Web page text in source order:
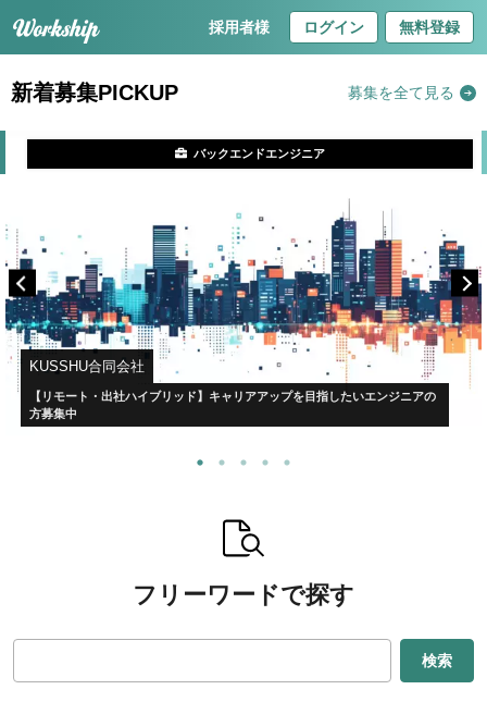
採用者様 ログイン 無料登録
新着募集PICKUP 募集を全て見る
KUSSHU合同会社
【リモート・出社ハイブリッド】キャリアアップを目指したいエンジニアの
方募集中
バックエンドエンジニア
フリーワードで探す
検索